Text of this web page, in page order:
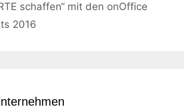
schaffen“ mit den onOffice
2016